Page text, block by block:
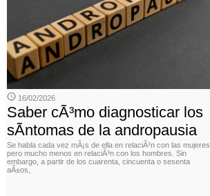
16/02/2026
Saber cÃ³mo diagnosticar los
sÃ­ntomas de la andropausia
Se habla cada vez mÃ¡s de ella en relaciÃ³n con las mujeres,
pero mucho menos en relaciÃ³n con los hombres. Sin
embargo, a partir de los cuarenta, cincuenta o sesenta
aÃ±os,